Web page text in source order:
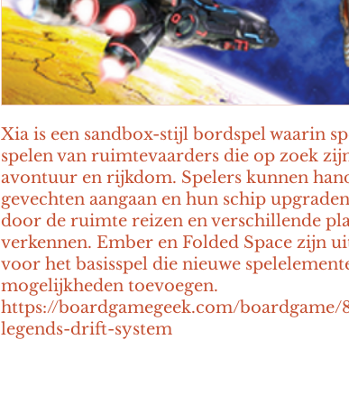
Xia is een sandbox-stijl bordspel waarin
spelen van ruimtevaarders die op zoek
avontuur en rijkdom. Spelers kunnen
gevechten aangaan en hun schip
door de ruimte reizen en verschillende
verkennen. Ember en Folded Space zijn
voor het basisspel die nieuwe
mogelijkheden toevoegen.
https://boardgamegeek.com/boardgame/
legends-drift-system